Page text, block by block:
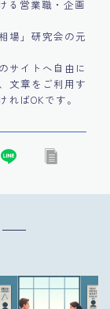
る営業職・企画
場」研究会の元
サイトへ自由に
文章をご利用す
ばOKです。